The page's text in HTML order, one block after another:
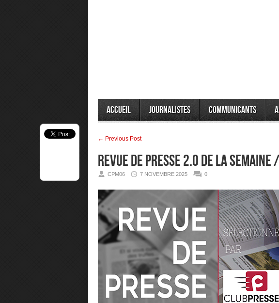
Accueil Journalistes Communicants
← Previous Post
Revue de presse 2.0 de la
CPM06 7 NOVEMBRE 2025 0